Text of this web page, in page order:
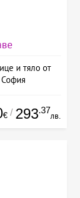
и тяло от
София
€ / 293.37
лв.